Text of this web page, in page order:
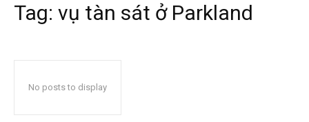
Tag: vụ tàn sát ở Parkland
No posts to display